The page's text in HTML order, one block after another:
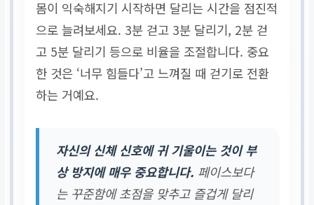
몸이 익숙해지기 시작하면 달리는 시간을 점진적
으로 늘려보세요. 3분 걷고 3분 달리기, 2분 걷
고 5분 달리기 등으로 비율을 조절합니다. 중요
한 것은 ‘너무 힘들다’고 느껴질 때 걷기로 전환
하는 거예요.
자신의 신체 신호에 귀 기울이는 것이 부
상 방지에 매우 중요합니다. 페이스보다
는 꾸준함에 초점을 맞추고 즐겁게 달리